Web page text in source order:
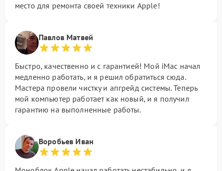
место для ремонта своей техники Apple!
Павлов Матвей
Быстро, качественно и с гарантией! Мой iMac начал
медленно работать, и я решил обратиться сюда.
Мастера провели чистку и апгрейд системы. Теперь
мой компьютер работает как новый, и я получил
гарантию на выполненные работы.
Воробьев Иван